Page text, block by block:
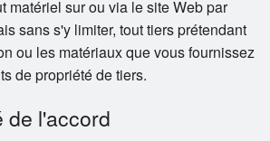
matériel sur ou via le site Web par
sans s'y limiter, tout tiers prétendant
ou les matériaux que vous fournissez
de propriété de tiers.
de l'accord